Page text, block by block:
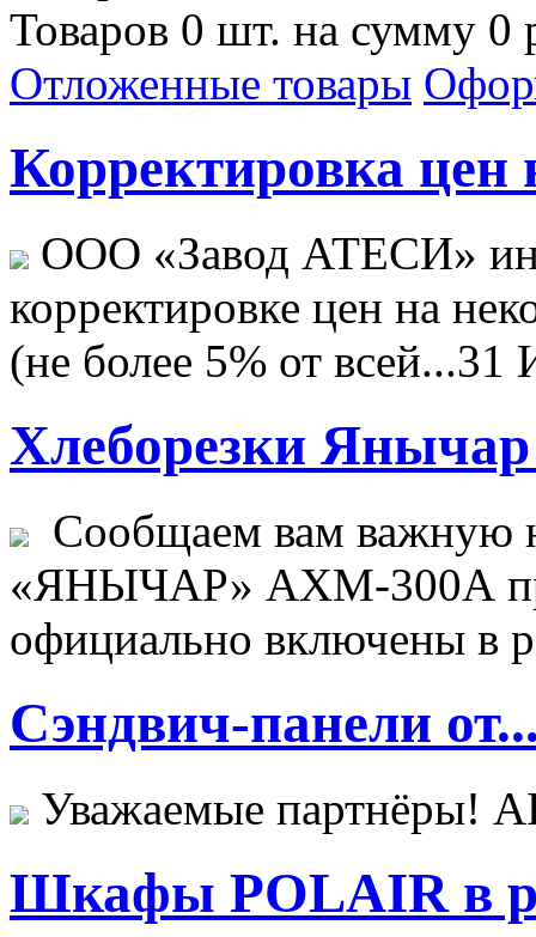
Товаров 0 шт. на сумму 0
Отложенные товары
Корректировка цен
ООО «Завод АТЕСИ»
корректировке цен на
(не более 5% от всей...31
Хлеборезки Янычар
Сообщаем вам важную
«ЯНЫЧАР» АХМ-300А
официально включены в
Сэндвич-панели
Уважаемые
Шкафы POLAIR в